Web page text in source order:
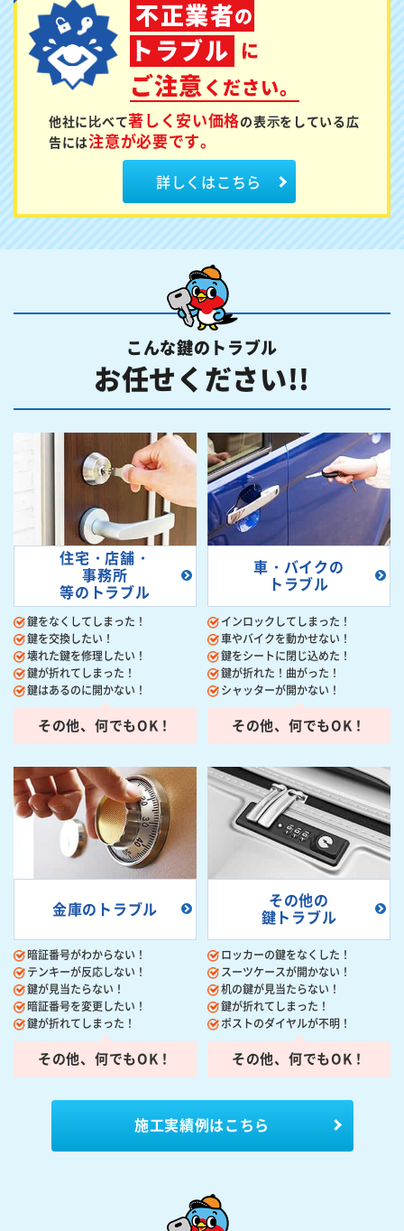
不正業者の
トラブル に
ご注意 ください。
他社に⽐べて著しく安い価格の表⽰を している広
告には注意が必要です。
詳しくはこちら
こんな鍵のトラブル
お任せください!!
住宅・店舗・
事務所
等のトラブル
鍵をなくしてしまった！
鍵を交換したい！
壊れた鍵を修理したい！
鍵が折れてしまった！
鍵はあるのに開かない！
その他、何でもOK！
車・バイクの
トラブル
インロックしてしまった！
車やバイクを動かせない！
鍵をシートに閉じ込めた！
鍵が折れた！曲がった！
シャッターが開かない！
その他、何でもOK！
金庫のトラブル
暗証番号がわからない！
テンキーが反応しない！
鍵が見当たらない！
暗証番号を変更したい！
鍵が折れてしまった！
その他、何でもOK！
その他の
鍵トラブル
ロッカーの鍵をなくした！
スーツケースが開かない！
机の鍵が見当たらない！
鍵が折れてしまった！
ポストのダイヤルが不明！
その他、何でもOK！
施工実績例はこちら